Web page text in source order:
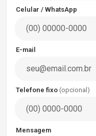
Celular / WhatsApp
E-mail
Telefone fixo (opcional)
Mensagem